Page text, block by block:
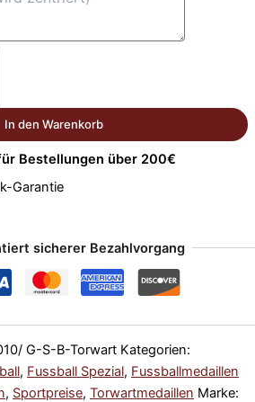
In den Warenkorb
Bestellungen über 200€
Garantie
sicherer Bezahlvorgang
G-S-B-Torwart Kategorien:
, Fussball Spezial, Fussballmedaillen
, Sportpreise, Torwartmedaillen Marke: